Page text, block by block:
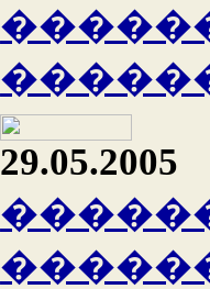
29.05.2005